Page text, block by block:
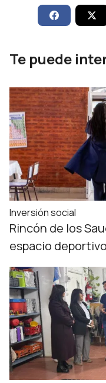
Te puede
Inversión social
Rincón de los
espacio deportivo